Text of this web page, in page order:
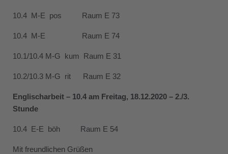
10.4 M-E pos Raum E 73
10.4 M-E Raum E 74
10.1/10.4 M-G kum Raum E 31
10.2/10.3 M-G rit Raum E 32
Englischarbeit – 10.4 am Freitag, 18.12.2020 – 2./3.
Stunde
10.4 E-E böh Raum E 54
Mit freundlichen Grüßen